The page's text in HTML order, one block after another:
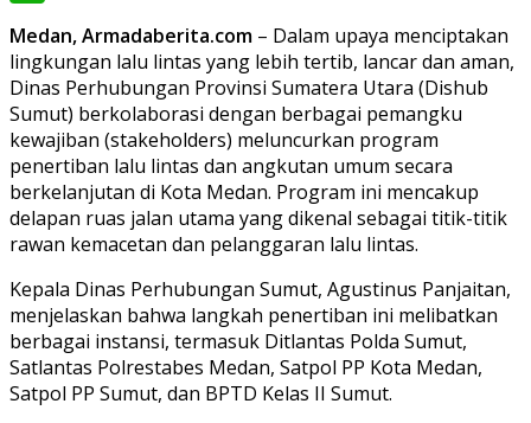
Medan, Armadaberita.com – Dalam upaya menciptakan
lingkungan lalu lintas yang lebih tertib, lancar dan aman,
Dinas Perhubungan Provinsi Sumatera Utara (Dishub
Sumut) berkolaborasi dengan berbagai pemangku
kewajiban (stakeholders) meluncurkan program
penertiban lalu lintas dan angkutan umum secara
berkelanjutan di Kota Medan. Program ini mencakup
delapan ruas jalan utama yang dikenal sebagai titik-titik
rawan kemacetan dan pelanggaran lalu lintas.
Kepala Dinas Perhubungan Sumut, Agustinus Panjaitan,
menjelaskan bahwa langkah penertiban ini melibatkan
berbagai instansi, termasuk Ditlantas Polda Sumut,
Satlantas Polrestabes Medan, Satpol PP Kota Medan,
Satpol PP Sumut, dan BPTD Kelas II Sumut.